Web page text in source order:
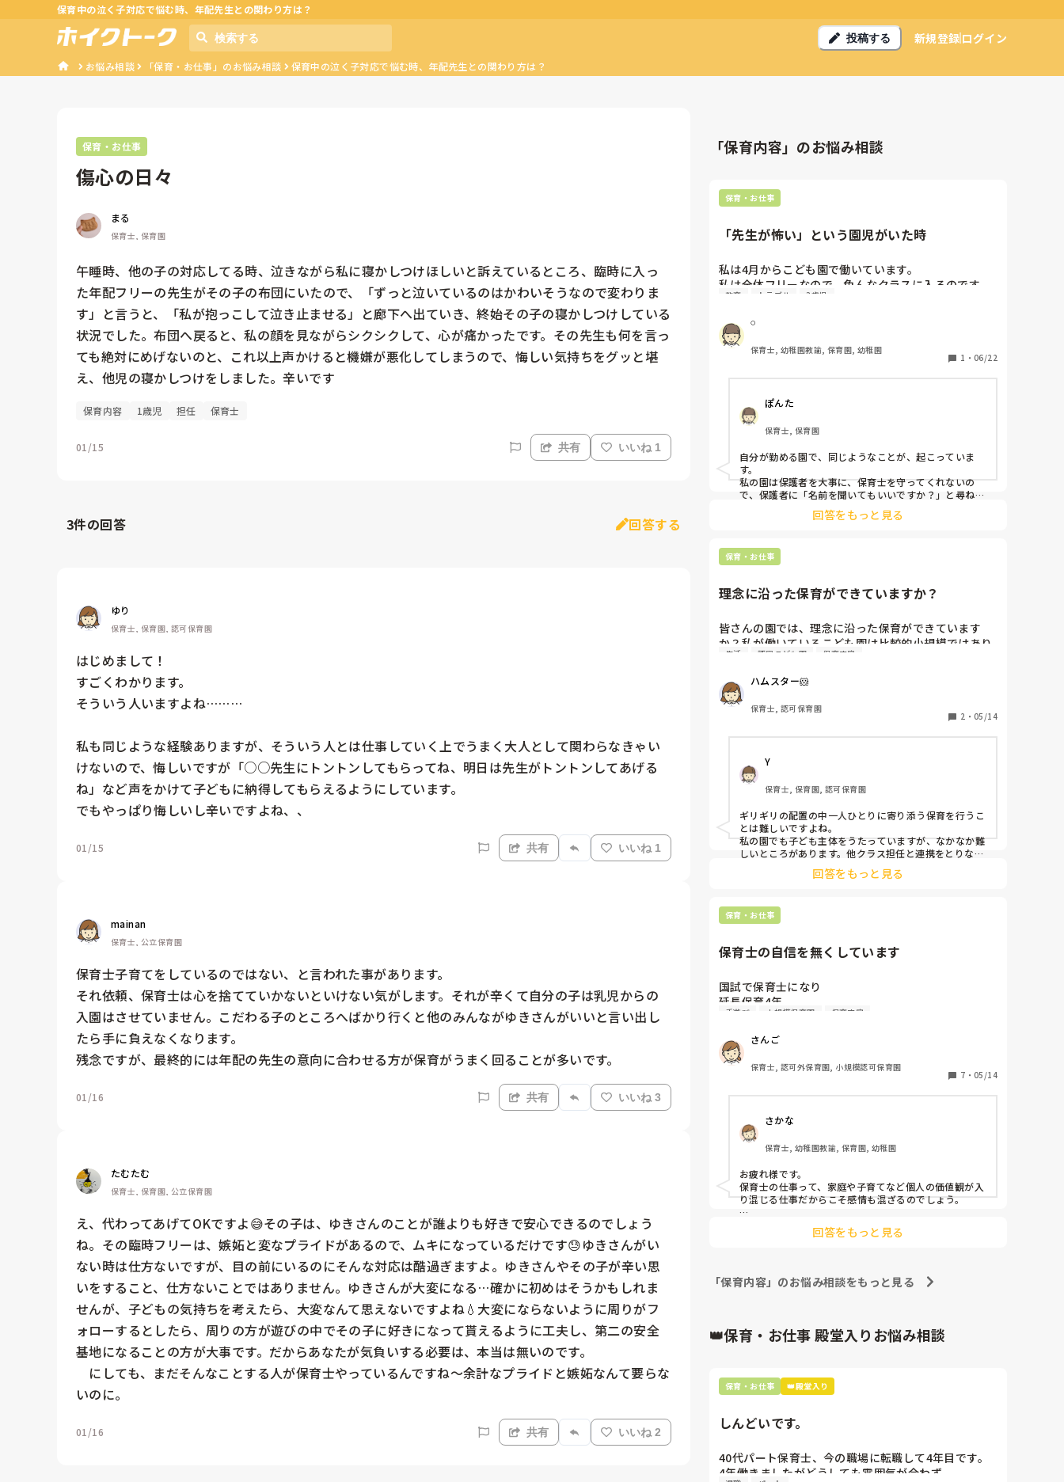
保育中の泣く子対応で悩む時、年配先生との関わり方は？
投稿する 新規登録ログイン
お悩み相談 「保育・お仕事」のお悩み相談 保育中の泣く子対応で悩む時、年配先生との関わり方は？
保育・お仕事
傷心の日々
まる
保育士, 保育園
午睡時、他の子の対応してる時、泣きながら私に寝かしつけほしいと訴えているところ、臨時に入っ
た年配フリーの先生がその子の布団にいたので、「ずっと泣いているのはかわいそうなので変わりま
す」と言うと、「私が抱っこして泣き止ませる」と廊下へ出ていき、終始その子の寝かしつけしている
状況でした。布団へ戻ると、私の顔を見ながらシクシクして、心が痛かったです。その先生も何を言っ
ても絶対にめげないのと、これ以上声かけると機嫌が悪化してしまうので、悔しい気持ちをグッと堪
え、他児の寝かしつけをしました。辛いです
保育内容 1歳児 担任 保育士
01/15 共有 いいね 1
3件の回答 回答する
ゆり
保育士, 保育園, 認可保育園
はじめまして！
すごくわかります。
そういう人いますよね………
私も同じような経験ありますが、そういう人とは仕事していく上でうまく大人として関わらなきゃい
けないので、悔しいですが「○○先生にトントンしてもらってね、明日は先生がトントンしてあげる
ね」など声をかけて子どもに納得してもらえるようにしています。
でもやっぱり悔しいし辛いですよね、、
01/15 共有 いいね 1
mainan
保育士, 公立保育園
保育士子育てをしているのではない、と言われた事があります。
それ依頼、保育士は心を捨てていかないといけない気がします。それが辛くて自分の子は乳児からの
入園はさせていません。こだわる子のところへばかり行くと他のみんながゆきさんがいいと言い出し
たら手に負えなくなります。
残念ですが、最終的には年配の先生の意向に合わせる方が保育がうまく回ることが多いです。
01/16 共有 いいね 3
たむたむ
保育士, 保育園, 公立保育園
え、代わってあげてOKですよ😅その子は、ゆきさんのことが誰よりも好きで安心できるのでしょう
ね。その臨時フリーは、嫉妬と変なプライドがあるので、ムキになっているだけです😓ゆきさんがい
ない時は仕方ないですが、目の前にいるのにそんな対応は酷過ぎますよ。ゆきさんやその子が辛い思
いをすること、仕方ないことではありません。ゆきさんが大変になる…確かに初めはそうかもしれま
せんが、子どもの気持ちを考えたら、大変なんて思えないですよね💧大変にならないように周りがフ
ォローするとしたら、周りの方が遊びの中でその子に好きになって貰えるように工夫し、第二の安全
基地になることの方が大事です。だからあなたが気負いする必要は、本当は無いのです。
にしても、まだそんなことする人が保育士やっているんですね〜余計なプライドと嫉妬なんて要らな
いのに。
01/16 共有 いいね 2
「保育内容」のお悩み相談
保育・お仕事
「先生が怖い」という園児がいた時
私は4月からこども園で働いています。
私は全体フリーなので、色んなクラスに入るのです
が、何回も入ったことがある年少クラスのある園児が
た。
担任と園長、保護者と話し合いをしており、その日の
帰りに園長から呼ばれその話を聞きました。どの先生
とは言っていなかったようですが、改めて話をされた
ではないか…と落ち込んでいます。
ただ、休む前の週の最後に、帰る時「𓏸𓏸先生に会いた
いっていうので挨拶に来ました」と保護者と一緒にそ
の子が挨拶に来てくれました。その時はありがとうと
伝え、またねとハイタッチもしました。
私は自分でできることはやる。なんでもすぐ手伝わな
いようにしています。やってほしいことは自分で伝え
るよう促したり、ダメなことはダメなどはっきり伝え
前学校で働いていたので、保育よりも教育という思考
もあるのかなも思っています。
特定の名前が上がった場合、それを伏せて上は本人に
えてくれたのでしょうか？
またこれからどうしようかと悩んでいます…保育士や
よろしくお願いいたします。
教育 トラブル 3歳児
𓏸
保育士, 幼稚園教諭, 保育園, 幼稚園
1 ・ 06/22
ぽんた
保育士, 保育園
自分が勤める園で、同じようなことが、起こっていま
す。
私の園は保護者を大事に、保育士を守ってくれないの
で、保護者に「名前を聞いてもいいですか？」と尋ね
て、その保育士にはっきりと伝えて、保護者に謝らせま
が、もしかしたら、全体的に「先生が怖い」のかもしれ
ません。
っと気をつけて関わると良いかもしれませんね。
保育し辛くなりますよね。。
最近のクレーム大変です。。
回答をもっと見る
保育・お仕事
理念に沿った保育ができていますか？
皆さんの園では、理念に沿った保育ができています
か？私が働いているこども園は比較的小規模ではあり
ますが、理念通りにいかないと感じることが多々あり
に寄り添う」という文言があります。日々ギリギリの
人数の保育士が保育に入るので時間に終われ1人ひと
りに寄り添えていない、ただ集団で生活していると感
じてしまいます。職場の人間関係は良いのですが、子
こともしばしばあります。
生活 認定こども園 保育内容
ハムスター🐹
保育士, 認可保育園
2 ・ 05/14
Y
保育士, 保育園, 認可保育園
ギリギリの配置の中一人ひとりに寄り添う保育を行うこ
とは難しいですよね。
私の園でも子ども主体をうたっていますが、なかなか難
しいところがあります。他クラス担任と連携をとりなが
ら、なるべく子どもたちが自由に選択できるように配慮
回答をもっと見る
保育・お仕事
保育士の自信を無くしています
国試で保育士になり
延長保育4年
小規模保育園でフルタイムパート2年目の40代です。
慣れないなりに試行錯誤をしながら
子どもたちを集めて朝の会をしている時
子どもも疲れから、手遊びや本などで気を引いてもま
みるに見かねた園長先生が
子ども達の目の前で「もっと導入できないの？」と私
にきつく注意をし
そのまま朝の会をやられました。
他の先輩保育士の方は
私が不慣れなのを知っていて
さりげにフォローしてくれてり
朝の会を早めに切り上げるようにしてくれてるのてす
れてて私一人でした。
子どもの目の前で注意を受けてしまった事に
私のことを下に見ないか心配です。
そして、雑談まじりの保育を他の先生もしているのに
私がやると注意をしてきたりと
アドバイスあればよろしくお願いします。
手遊び 小規模保育園 保育内容
さんご
保育士, 認可外保育園, 小規模認可保育園
7 ・ 05/14
さかな
保育士, 幼稚園教諭, 保育園, 幼稚園
お疲れ様です。
保育士の仕事って、家庭や子育てなど個人の価値観が入
り混じる仕事だからこそ感情も混ざるのでしょう。
家庭環境と同じく、自分の思い通りにならないときに沸
回答をもっと見る
「保育内容」のお悩み相談をもっと見る
👑保育・お仕事 殿堂入りお悩み相談
保育・お仕事 👑殿堂入り
しんどいです。
40代パート保育士、今の職場に転職して4年目です。
4年働きましたがどうしても雰囲気が合わず